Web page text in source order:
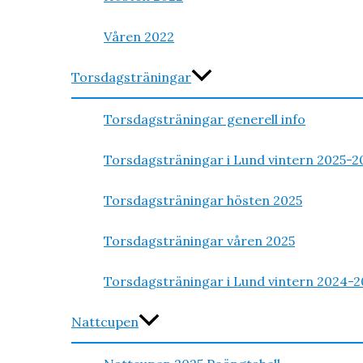
Våren 2022
Torsdagsträningar
Torsdagsträningar generell info
Torsdagsträningar i Lund vintern 2025-
Torsdagsträningar hösten 2025
Torsdagsträningar våren 2025
Torsdagsträningar i Lund vintern 2024-
Nattcupen